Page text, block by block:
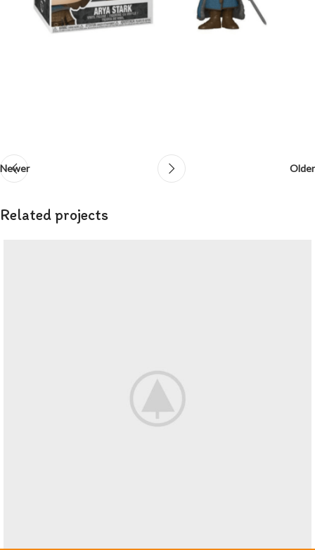
Newer Older
Related projects